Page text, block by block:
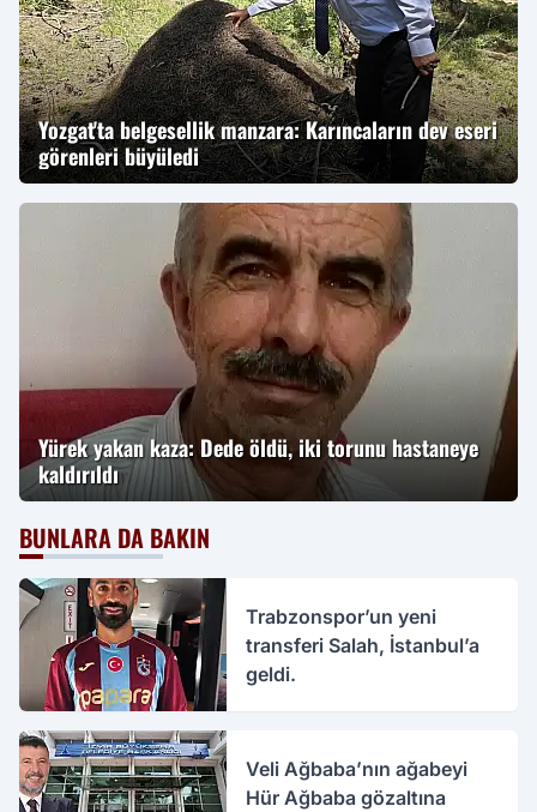
Yozgat'ta belgesellik manzara: Karıncaların dev eseri
görenleri büyüledi
Yürek yakan kaza: Dede öldü, iki torunu hastaneye
kaldırıldı
BUNLARA DA BAKIN
Trabzonspor’un yeni
transferi Salah, İstanbul’a
geldi.
Veli Ağbaba’nın ağabeyi
Hür Ağbaba gözaltına